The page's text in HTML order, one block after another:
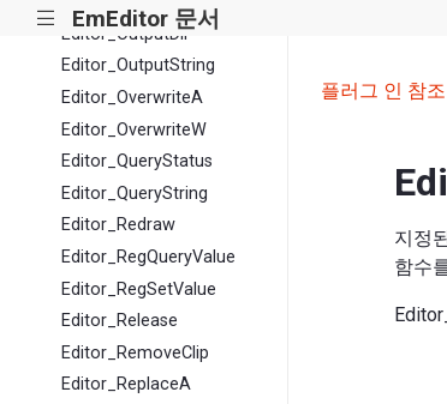
||| EmEditor 문서
Editor_OutputDir
Editor_OutputString
Editor_OverwriteA
Editor_OverwriteW
Editor_QueryStatus
Editor_QueryString
Editor_Redraw
Editor_RegQueryValue
Editor_RegSetValue
Editor_Release
Editor_RemoveClip
Editor_ReplaceA
플러그 인 참조
지정
함수